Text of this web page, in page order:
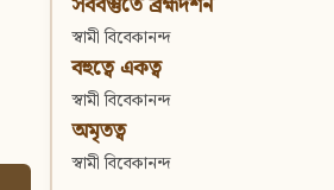
স্বামী বিবেকানন্দ
বহুত্বে একত্ব
স্বামী বিবেকানন্দ
অমৃতত্ব
স্বামী বিবেকানন্দ